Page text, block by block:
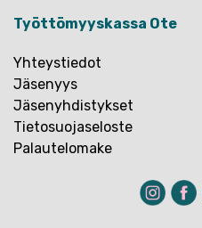
Työttömyyskassa Ote
Yhteystiedot
Jäsenyys
Jäsenyhdistykset
Tietosuojaseloste
Palautelomake